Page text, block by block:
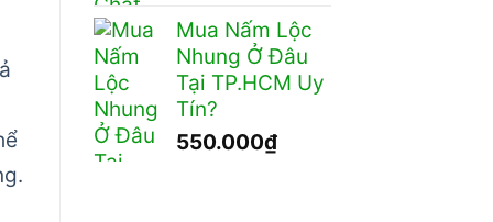
từ
20.000₫
đến
Mua Nấm Lộc
Nhung Ở Đâu
Tại TP.HCM Uy
Tín?
550.000₫